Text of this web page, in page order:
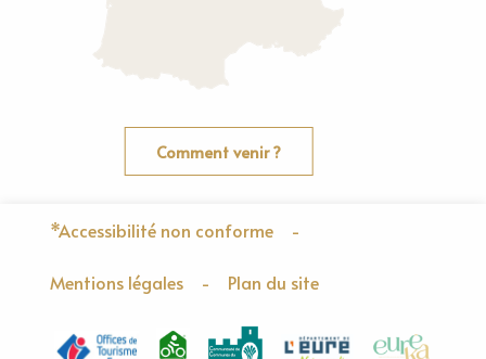
Comment venir ?
*Accessibilité non conforme -
Mentions légales - Plan du site